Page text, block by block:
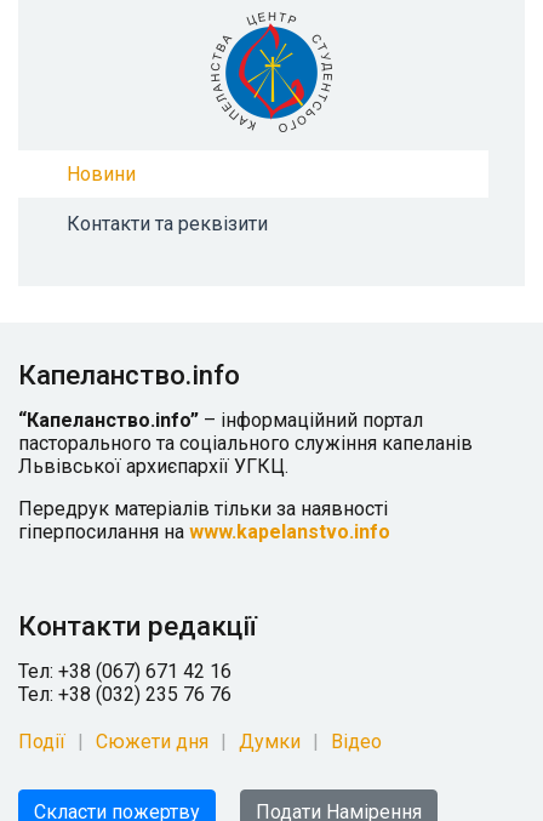
Новини
Контакти та реквізити
Капеланство.info
“Капеланство.info” – інформаційний портал
пасторального та соціального служіння капеланів
Львівської архиєпархії УГКЦ.
Передрук матеріалів тільки за наявності
гіперпосилання на www.kapelanstvo.info
Контакти редакції
Тел: +38 (067) 671 42 16
Тел: +38 (032) 235 76 76
Події Сюжети дня Думки Відео
Скласти пожертву Подати Намірення